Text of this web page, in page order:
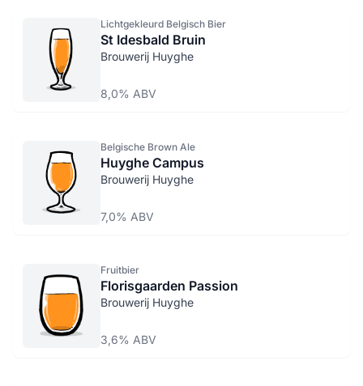
Lichtgekleurd Belgisch Bier
St Idesbald Bruin
Brouwerij Huyghe
8,0% ABV
Belgische Brown Ale
Huyghe Campus
Brouwerij Huyghe
7,0% ABV
Fruitbier
Florisgaarden Passion
Brouwerij Huyghe
3,6% ABV